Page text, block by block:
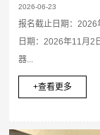
2026-06-23
报名截止日期：
日期：2026年11月2
器...
+查看更多